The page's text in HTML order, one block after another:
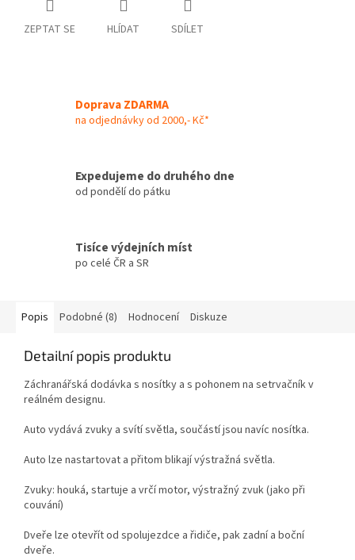
ZEPTAT SE HLÍDAT SDÍLET
Doprava ZDARMA
na odjednávky od 2000,- Kč*
Expedujeme do druhého dne
od pondělí do pátku
Tisíce výdejních míst
po celé ČR a SR
Popis Podobné (8) Hodnocení Diskuze
Detailní popis produktu
Záchranářská dodávka s nosítky a s pohonem na setrvačník v
reálném designu.
Auto vydává zvuky a svítí světla, součástí jsou navíc nosítka.
Auto lze nastartovat a přitom blikají výstražná světla.
Zvuky: houká, startuje a vrčí motor, výstražný zvuk (jako při
couvání)
Dveře lze otevřít od spolujezdce a řidiče, pak zadní a boční
dveře.